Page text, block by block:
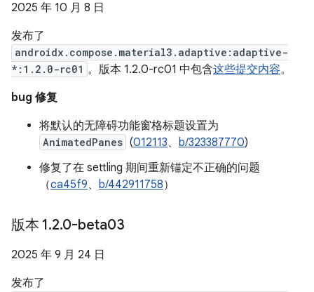
2025 年 10 月 8 日
发布了
androidx.compose.material3.adaptive:adaptive-
*:1.2.0-rc01 。版本 1.2.0-rc01 中包含这些提交内容。
bug 修复
将默认的无障碍功能窗格标题设置为
AnimatedPanes (012113、 b/323387770)
修复了在 settling 期间重新锚定不正确的问题
（ca45f9、 b/442911758）
版本 1.2.0-beta03
2025 年 9 月 24 日
发布了